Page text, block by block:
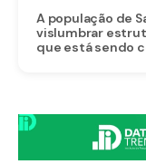
A população de
vislumbrar
que está sendo